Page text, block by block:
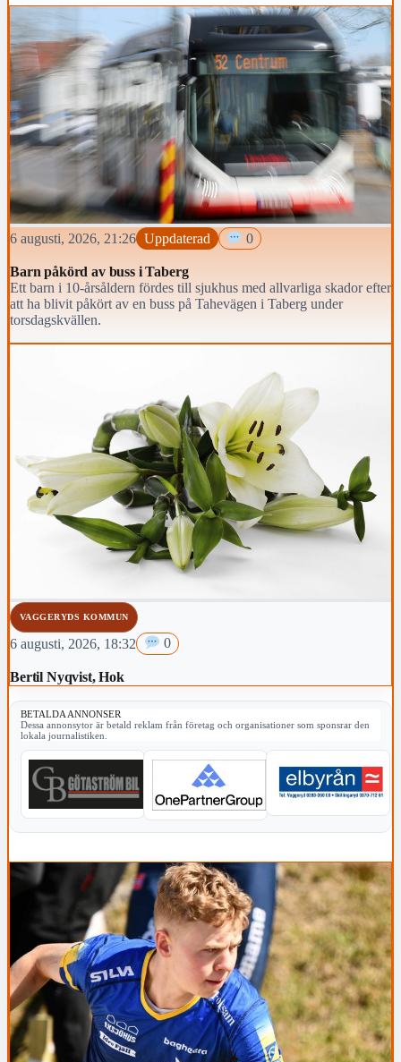
6 augusti, 2026, 21:26 Uppdaterad 0
Barn påkörd av buss i Taberg
Ett barn i 10-årsåldern fördes till sjukhus med allvarliga skador efter
att ha blivit påkört av en buss på Tahevägen i Taberg under
torsdagskvällen.
VAGGERYDS KOMMUN
6 augusti, 2026, 18:32 0
Bertil Nyqvist, Hok
BETALDA ANNONSER
Dessa annonsytor är betald reklam från företag och organisationer som sponsrar den
lokala journalistiken.